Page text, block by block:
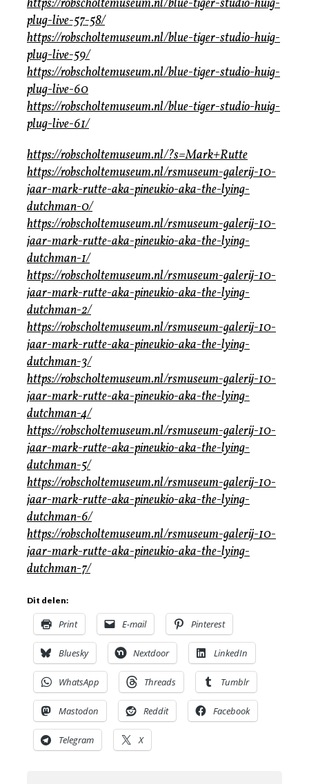
https://robscholtemuseum.nl/blue-tiger-studio-huig-
plug-live-57-58/
https://robscholtemuseum.nl/blue-tiger-studio-huig-
plug-live-59/
https://robscholtemuseum.nl/blue-tiger-studio-huig-
plug-live-60
https://robscholtemuseum.nl/blue-tiger-studio-huig-
plug-live-61/
https://robscholtemuseum.nl/?s=Mark+Rutte
https://robscholtemuseum.nl/rsmuseum-galerij-10-
jaar-mark-rutte-aka-pineukio-aka-the-lying-
dutchman-0/
https://robscholtemuseum.nl/rsmuseum-galerij-10-
jaar-mark-rutte-aka-pineukio-aka-the-lying-
dutchman-1/
https://robscholtemuseum.nl/rsmuseum-galerij-10-
jaar-mark-rutte-aka-pineukio-aka-the-lying-
dutchman-2/
https://robscholtemuseum.nl/rsmuseum-galerij-10-
jaar-mark-rutte-aka-pineukio-aka-the-lying-
dutchman-3/
https://robscholtemuseum.nl/rsmuseum-galerij-10-
jaar-mark-rutte-aka-pineukio-aka-the-lying-
dutchman-4/
https://robscholtemuseum.nl/rsmuseum-galerij-10-
jaar-mark-rutte-aka-pineukio-aka-the-lying-
dutchman-5/
https://robscholtemuseum.nl/rsmuseum-galerij-10-
jaar-mark-rutte-aka-pineukio-aka-the-lying-
dutchman-6/
https://robscholtemuseum.nl/rsmuseum-galerij-10-
jaar-mark-rutte-aka-pineukio-aka-the-lying-
dutchman-7/
Dit delen:
Print E-mail Pinterest
Bluesky Nextdoor LinkedIn
WhatsApp Threads Tumblr
Mastodon Reddit Facebook
Telegram X